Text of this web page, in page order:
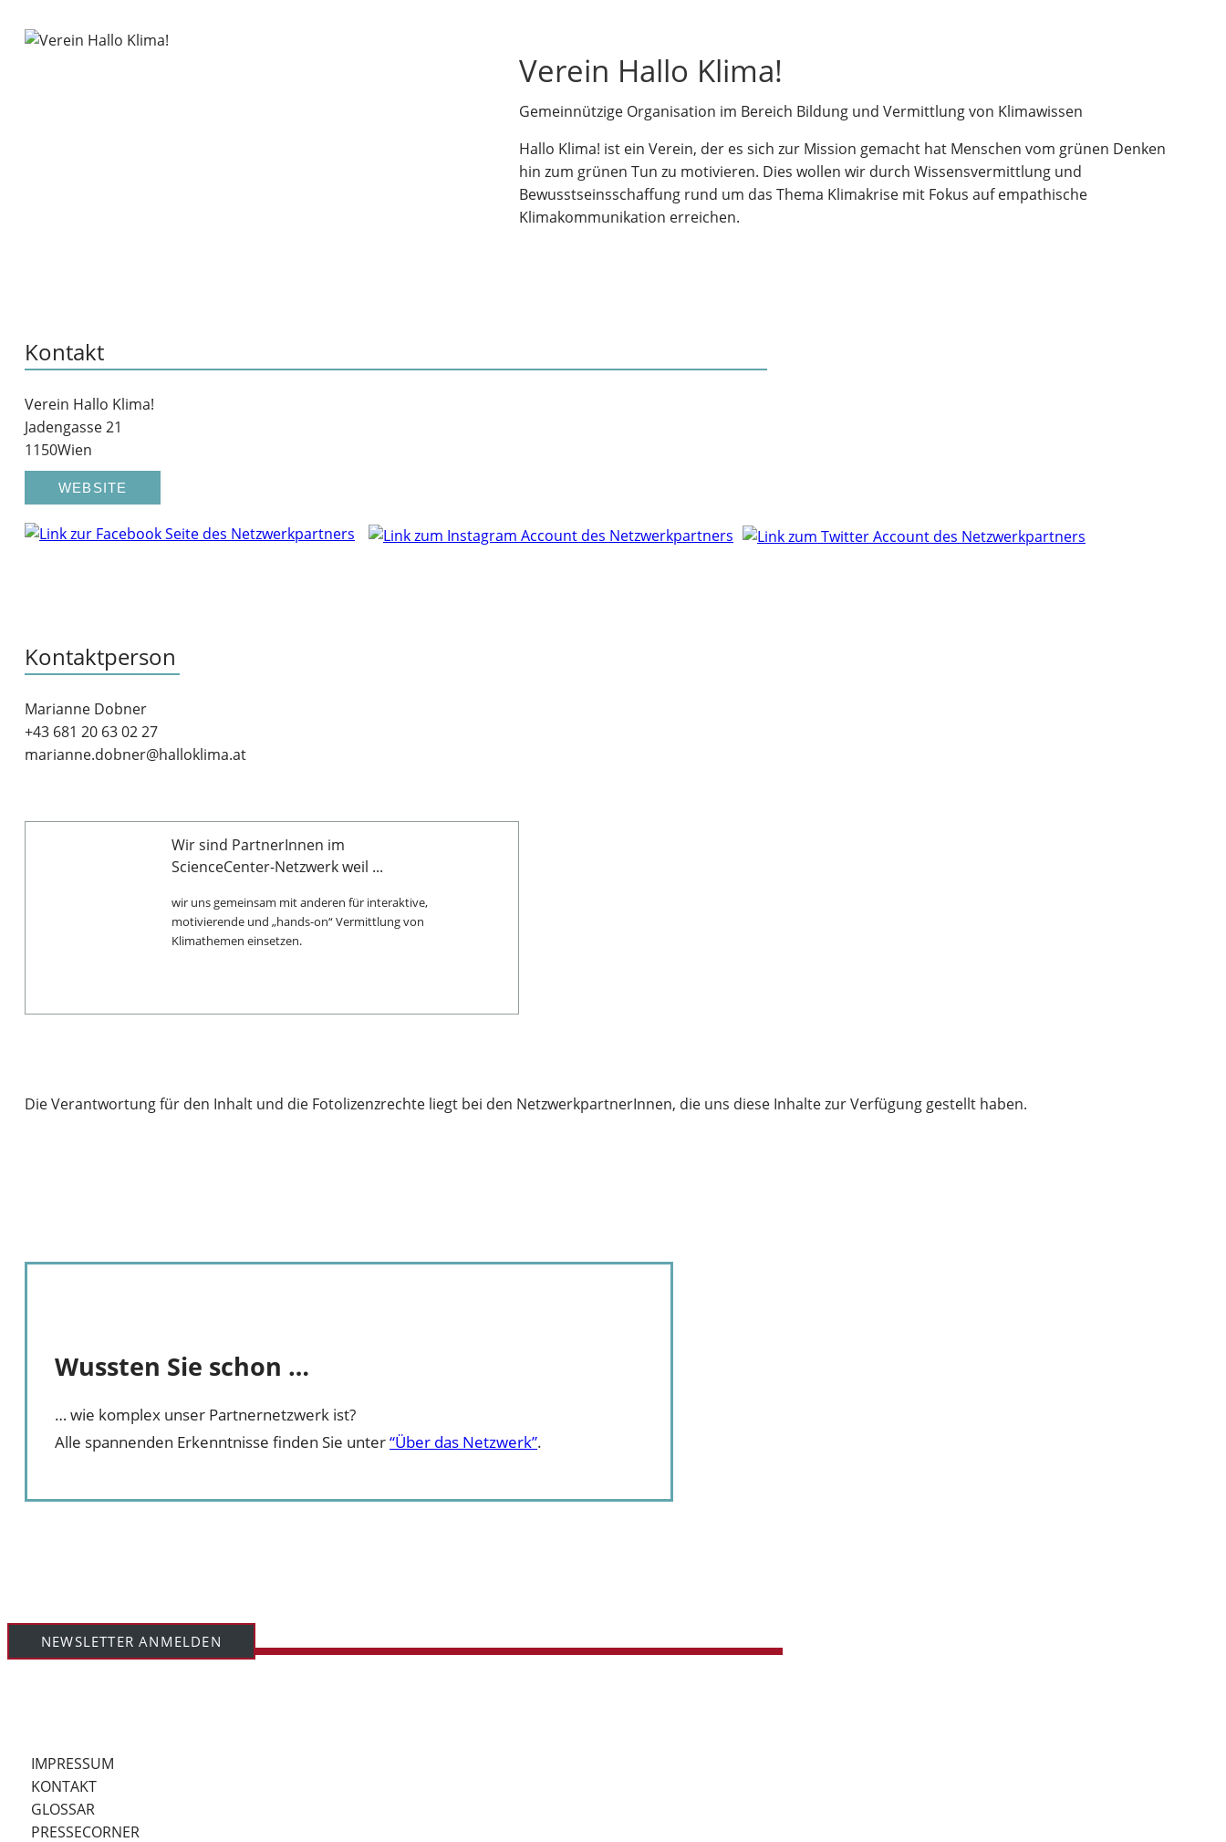
Verein Hallo Klima!
Gemeinnützige Organisation im Bereich Bildung und Vermittlung von Klimawissen
Hallo Klima! ist ein Verein, der es sich zur Mission gemacht hat Menschen vom grünen Denken
hin zum grünen Tun zu motivieren. Dies wollen wir durch Wissensvermittlung und
Bewusstseinsschaffung rund um das Thema Klimakrise mit Fokus auf empathische
Klimakommunikation erreichen.
Kontakt
Verein Hallo Klima!
Jadengasse 21
1150Wien
WEBSITE
Kontaktperson
Marianne Dobner
+43 681 20 63 02 27
marianne.dobner@halloklima.at
Wir sind PartnerInnen im
ScienceCenter-Netzwerk weil ...
wir uns gemeinsam mit anderen für interaktive,
motivierende und „hands-on“ Vermittlung von
Klimathemen einsetzen.
Die Verantwortung für den Inhalt und die Fotolizenzrechte liegt bei den NetzwerkpartnerInnen, die uns diese Inhalte zur Verfügung gestellt haben.
Wussten Sie schon …
… wie komplex unser Partnernetzwerk ist?
Alle spannenden Erkenntnisse finden Sie unter“Über das Netzwerk”.
NEWSLETTER ANMELDEN
IMPRESSUM
KONTAKT
GLOSSAR
PRESSECORNER